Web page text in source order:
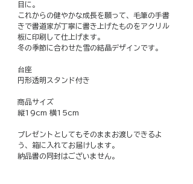
目に。
これからの健やかな成長を願って、毛筆の手書
きで書道家が丁寧に書き上げたものをアクリル
板に印刷して仕上げます。
冬の季節に合わせた雪の結晶デザインです。
台座
円形透明スタンド付き
商品サイズ
縦19cm 横15cm
プレゼントとしてもそのままお渡しできるよ
う、箱に入れてお届けします。
納品書の同封はございません。